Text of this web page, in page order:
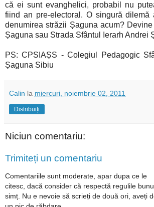
că ei sunt evanghelici, probabil nu
fiind an pre-electoral. O singură dilemă
denumirea străzii Șaguna acum?
Șaguna sau Strada Sfântul Ierarh Andrei
PS: CPSIAȘS - Colegiul Pedagogic
Șaguna Sibiu
Calin la miercuri, noiembrie 02, 2011
Distribuiți
Niciun comentariu:
Trimiteți un comentariu
Comentariile sunt moderate, apar dupa ce le
citesc, dacă consider că respectă regulile
simț. Nu e nevoie să scrieți de două ori, aveți